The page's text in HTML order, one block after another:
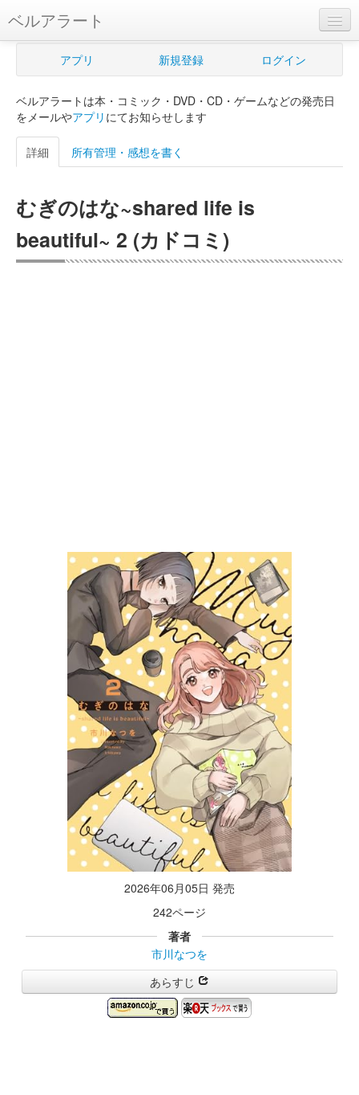
ベルアラート
ベルアラートとは
新規登録
ログイン
購入管理
Myシェルフ
アプリ 新規登録 ログイン
ベルアラートは本・コミック・DVD・CD・ゲームなどの発売日
をメールやアプリ にてお知らせします
詳細 所有管理・感想を書く
むぎのはな~shared life is
beautiful~ 2 (カドコミ)
2026年06月05日 発売
242ページ
著者
市川なつを
あらすじ